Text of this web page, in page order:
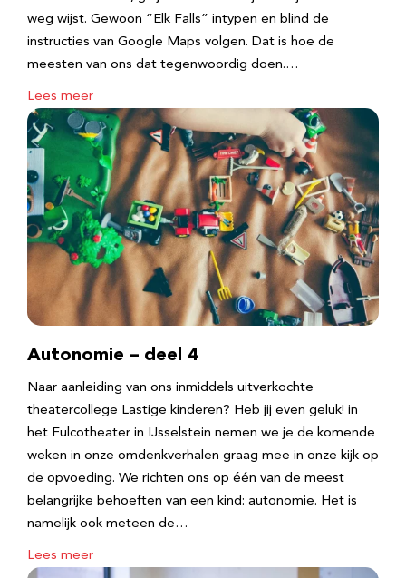
weg wijst. Gewoon “Elk Falls” intypen en blind de
instructies van Google Maps volgen. Dat is hoe de
meesten van ons dat tegenwoordig doen.…
Lees meer
Autonomie – deel 4
Naar aanleiding van ons inmiddels uitverkochte
theatercollege Lastige kinderen? Heb jij even geluk! in
het Fulcotheater in IJsselstein nemen we je de komende
weken in onze omdenkverhalen graag mee in onze kijk op
de opvoeding. We richten ons op één van de meest
belangrijke behoeften van een kind: autonomie. Het is
namelijk ook meteen de…
Lees meer